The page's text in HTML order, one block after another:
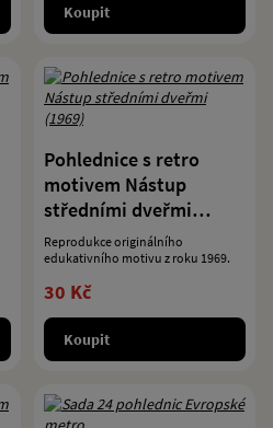
Koupit
Pohlednice s retro
motivem Nástup
středními dveřmi
(1969)
Reprodukce originálního
edukativního motivu z roku 1969.
30 Kč
Koupit